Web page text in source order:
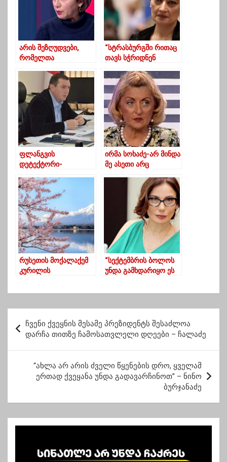
არის შეზღუდვები,
რომელთა
შესაძლებელია-
ინფექციონისტი
“სტრასბურგში რითაც
თავს სჭრიდნენ
სააკაშვილს, მოვიგეთ”
ფლანგვის
დეტექტორი-
ბოლო სამ წელიწადში
143 000 ლარის
უძრავი ქონება შეიძინა
ირმა სოხაძე-არ მინდა
მე ასეთი არც
ხელისუფლება
რუსეთის მოქალაქემ
კურილის
თავშესაფარი ითხოვა
“სექტემბრის ბოლოს
უნდა გამხდარიყო ეს
ამიტომ “დაასწრეს…” –
ჯანგირაშვილი
ო
ს
ა
ჩვენი ქვეყნის მესამე პრეზიდენტს შესაძლოა
დარჩა თითზე ჩამოსათვლელი დღეები – ჩალაძე
“ახლა არ არის ძველი წყენების დრო, ყველამ
ერთად ქვეყანა უნდა გადავარჩინოთ” – ნინო
ბურჯანაძე